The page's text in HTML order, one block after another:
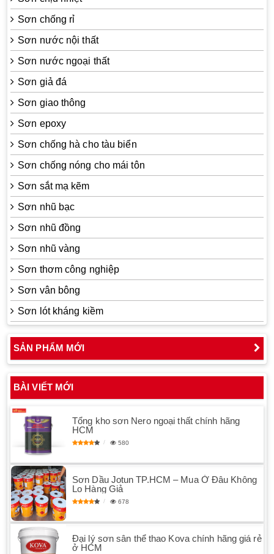
Sơn chống rỉ
Sơn nước nội thất
Sơn nước ngoại thất
Sơn giả đá
Sơn giao thông
Sơn epoxy
Sơn chống hà cho tàu biển
Sơn chống nóng cho mái tôn
Sơn sắt mạ kẽm
Sơn nhũ bạc
Sơn nhũ đồng
Sơn nhũ vàng
Sơn thơm công nghiệp
Sơn vân bông
Sơn lót kháng kiềm
SẢN PHẨM MỚI
BÀI VIẾT MỚI
Tổng kho sơn Nero ngoại thất chính hãng
HCM
580
Sơn Dầu Jotun TP.HCM – Mua Ở Đâu Không
Lo Hàng Giả
678
Đại lý sơn sân thể thao Kova chính hãng giá rẻ
ở HCM